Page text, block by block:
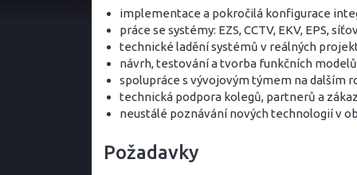
implementace a pokročilá konfigurace
práce se systémy: EZS, CCTV, EKV, EPS,
technické ladění systémů v reálných
návrh, testování a tvorba funkčních
spolupráce s vývojovým týmem na dalším
technická podpora kolegů, partnerů a
neustálé poznávání nových technologií v
Požadavky